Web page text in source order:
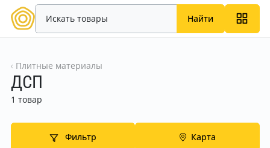
Найти
Плитные материалы
ДСП
1 товар
Фильтр Карта